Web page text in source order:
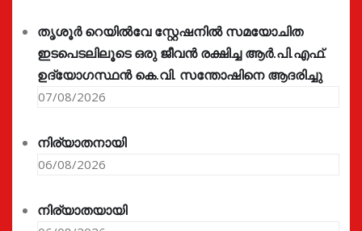
തൃശൂർ റെയിൽവേ സ്റ്റേഷനിൽ സമയോചിത
ഇടപെടലിലൂടെ ഒരു ജീവൻ രക്ഷിച്ച ആർ.പി.എഫ്.
ഉദ്യോഗസ്ഥൻ കെ.വി. സന്തോഷിനെ ആദരിച്ചു
07/08/2026
നിര്യാതനായി
06/08/2026
നിര്യാതയായി